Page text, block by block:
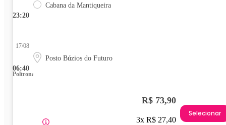
23:20
Cabana da Mantiqueira
06:40
17/08
Posto Búzios do Futuro
Poltrona
R$ 73,90
3x R$ 27,40
Selecionar